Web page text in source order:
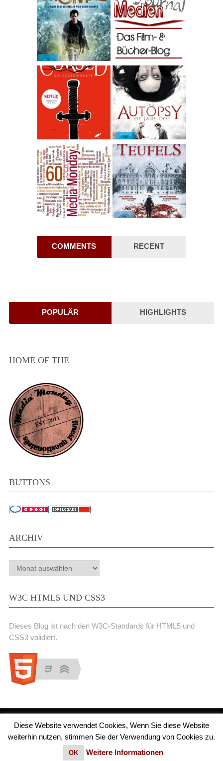
COMMENTS RECENT
POPULÄR HIGHLIGHTS
HOME OF THE
BUTTONS
ARCHIV
Archiv
W3C HTML5 UND CSS3
Dieses Blog ist nach den W3C-Standards für HTML5 und
CSS3 validiert.
MedienjournalCopyright © 2026.
© 2011 - 2018 Medienjournal. Alle Rechte vorbehalten. Theme von
MyThemeShop. Impressum Datenschutz
Diese Website verwendet Cookies, Wenn Sie diese Website
weiterhin nutzen, stimmen Sie der Verwendung von Cookies zu.
OK Weitere Informationen